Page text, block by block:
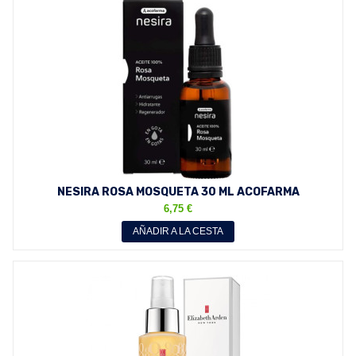
NESIRA ROSA MOSQUETA 30 ML ACOFARMA
6,75 €
AÑADIR A LA CESTA